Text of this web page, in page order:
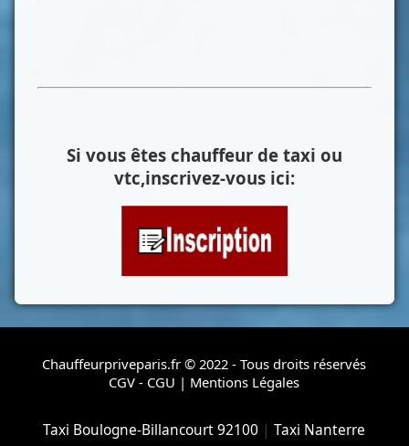
Si vous êtes chauffeur de taxi ou
vtc,inscrivez-vous ici:
Chauffeurpriveparis.fr © 2022 - Tous droits réservés
CGV - CGU | Mentions Légales
Taxi Boulogne-Billancourt 92100 |Taxi Nanterre